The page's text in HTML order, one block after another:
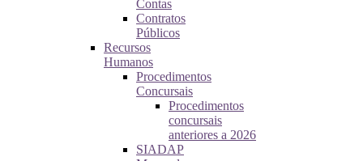
Contas
Contratos
Públicos
Recursos
Humanos
Procedimentos
Concursais
Procedimentos
concursais
anteriores a 2026
SIADAP